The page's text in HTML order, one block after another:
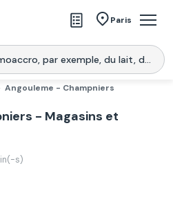
Paris
Télécharger
Angouleme - Champniers
- Magasins et
s)